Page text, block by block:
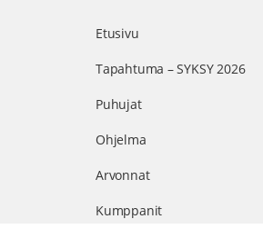
Etusivu
Tapahtuma – SYKSY 2026
Puhujat
Ohjelma
Arvonnat
Kumppanit